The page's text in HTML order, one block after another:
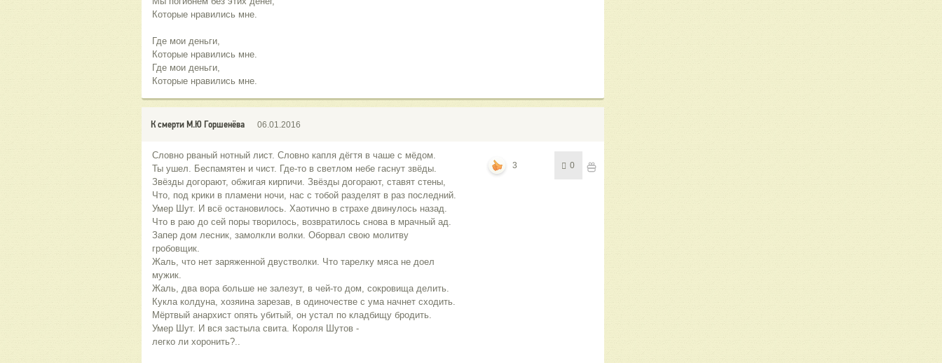
Которые нравились мне.
Где мои деньги,
Которые нравились мне.
Где мои деньги,
Которые нравились мне.
К смерти М.Ю Горшенёва 06.01.2016
Словно рваный нотный лист. Словно капля дёгтя в чаше с мёдом.
Ты ушел. Беспамятен и чист. Где-то в светлом небе гаснут звёды.
Звёзды догорают, обжигая кирпичи. Звёзды догорают, ставят стены,
Что, под крики в пламени ночи, нас с тобой разделят в раз последний.
Умер Шут. И всё остановилось. Хаотично в страхе двинулось назад.
Что в раю до сей поры творилось, возвратилось снова в мрачный ад.
Запер дом лесник, замолкли волки. Оборвал свою молитву
гробовщик.
Жаль, что нет заряженной двустволки. Что тарелку мяса не доел
мужик.
Жаль, два вора больше не залезут, в чей-то дом, сокровища делить.
Кукла колдуна, хозяина зарезав, в одиночестве с ума начнет сходить.
Мёртвый анархист опять убитый, он устал по кладбищу бродить.
Умер Шут. И вся застыла свита. Короля Шутов -
легко ли хоронить?..
3 0